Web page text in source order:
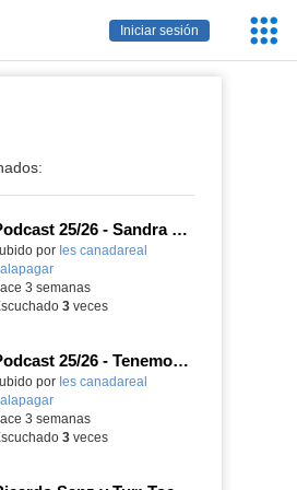
Iniciar sesión
Podcast 25/26 - Sandra Gómez, campeona de Enduro
por Ies canadareal
-
3 semanas
3veces
Podcast 25/26 - Tenemos nueva profesora de Griego ¿Conoces a María Eugenia?
por Ies canadareal
-
3 semanas
3veces